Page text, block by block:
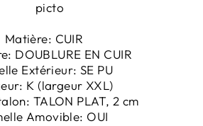
Matière: CUIR
DOUBLURE EN CUIR
Extérieur: SE PU
K (largeur XXL)
TALON PLAT, 2 cm
Amovible: OUI